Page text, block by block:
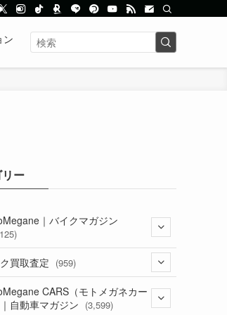
ン
ー
｜バイクマガジン
(44)
買取査定 (959)
(352)
CARS（モトメガネカー
自動車マガジン (3,599)